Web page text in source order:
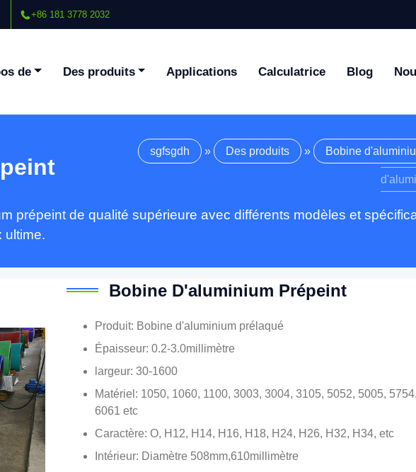
+86 181 3778 2032
de Des produits Applications Calculatrice Blog
sgfsgdh » Des produits » Bobine
prépeint de qualité supérieure avec différents modèles et
ultime.
Bobine D'aluminium Prépeint
Produit: Bobine d'aluminium prélaqué
Épaisseur: 0.2-3.0millimètre
largeur: 30-1600
Matériel: 1050, 1060, 1100, 3003, 3004, 3105, 5052, 5005,
6061 etc
Caractère: O, H12, H14, H16, H18, H24, H26, H32, H34, etc
Intérieur: Diamètre 508mm,610millimètre